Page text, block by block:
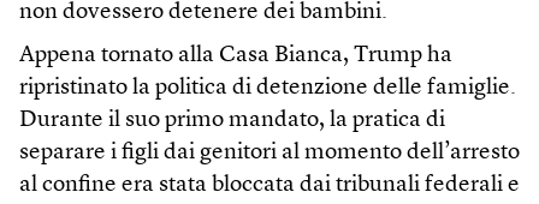
non dovessero detenere dei bambini.
Appena tornato alla Casa Bianca, Trump ha
ripristinato la politica di detenzione delle famiglie.
Durante il suo primo mandato, la pratica di
separare i figli dai genitori al momento dell’arresto
al confine era stata bloccata dai tribunali federali e